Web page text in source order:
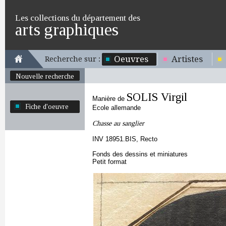
Les collections du département des
arts graphiques
Recherche sur : Oeuvres Artistes
Nouvelle recherche
Fiche d'oeuvre
Manière de SOLIS Virgil
Ecole allemande
Chasse au sanglier
INV 18951.BIS, Recto
Fonds des dessins et miniatures
Petit format